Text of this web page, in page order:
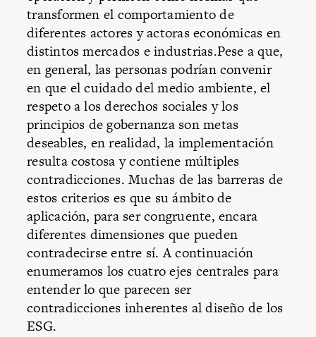
transformen el comportamiento de
diferentes actores y actoras económicas en
distintos mercados e industrias.Pese a que,
en general, las personas podrían convenir
en que el cuidado del medio ambiente, el
respeto a los derechos sociales y los
principios de gobernanza son metas
deseables, en realidad, la implementación
resulta costosa y contiene múltiples
contradicciones. Muchas de las barreras de
estos criterios es que su ámbito de
aplicación, para ser congruente, encara
diferentes dimensiones que pueden
contradecirse entre sí. A continuación
enumeramos los cuatro ejes centrales para
entender lo que parecen ser
contradicciones inherentes al diseño de los
ESG.